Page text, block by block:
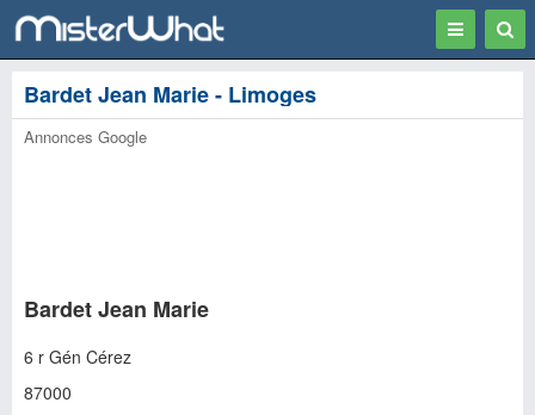
Toggle
Bardet Jean Marie - Limoges
Annonces Google
Bardet Jean Marie
6 r Gén Cérez
87000